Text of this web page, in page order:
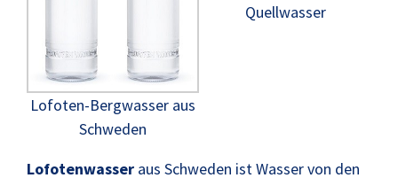
Lofoten-Bergwasser aus
Schweden
Quellwasser
Lofotenwasser aus Schweden ist Wasser von den